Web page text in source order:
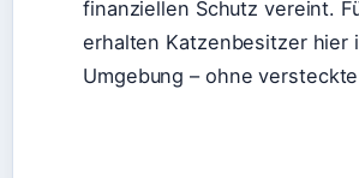
finanziellen Schutz vereint.
erhalten Katzenbesitzer hier
Umgebung – ohne